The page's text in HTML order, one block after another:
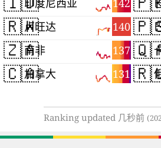
142
印度尼西亚
🇷🇼 140
卢旺达
🇿🇦 137
南非
🇨🇦 131
加拿大
Ranking updated 几秒前